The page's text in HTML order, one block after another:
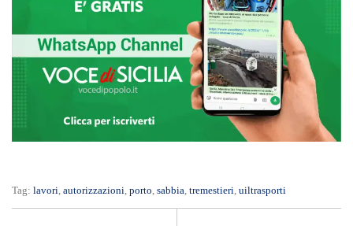
Tag: lavori autorizzazioni porto sabbia tremestieri uiltrasporti